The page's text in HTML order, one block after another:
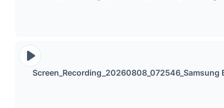
Screen_Recording_20260808_072546_Samsung